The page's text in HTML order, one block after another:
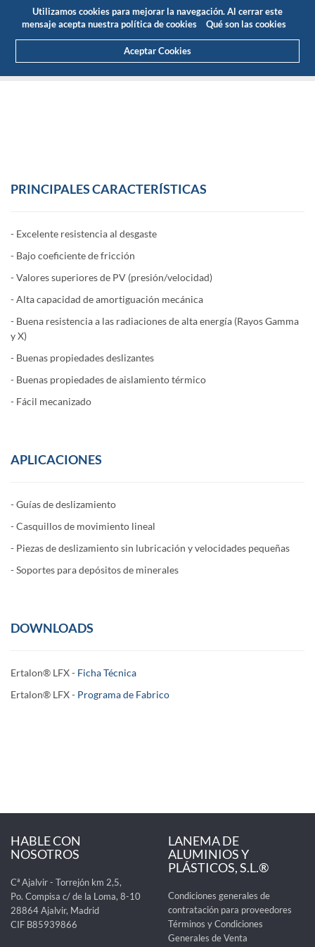
Utilizamos cookies para mejorar la navegación. Al cerrar este
mensaje acepta nuestra política de cookies
Qué son las cookies
Aceptar Cookies
Área Cliente
Presupuesto(0)
PRINCIPALESCARACTERÍSTICAS
- Excelente resistencia al desgaste
- Bajo coeficiente de fricción
- Valores superiores de PV (presión/velocidad)
- Alta capacidad de amortiguación mecánica
- Buena resistencia a las radiaciones de alta energía (Rayos Gamma
y X)
- Buenas propiedades deslizantes
- Buenas propiedades de aislamiento térmico
- Fácil mecanizado
APLICACIONES
- Guías de deslizamiento
- Casquillos de movimiento lineal
- Piezas de deslizamiento sin lubricación y velocidades pequeñas
- Soportes para depósitos de minerales
DOWNLOADS
Ertalon® LFX - Ficha Técnica
Ertalon® LFX- Programa de Fabrico
HABLE CON
NOSOTROS
Cª Ajalvir - Torrejón km 2,5,
Po. Compisa c/ de la Loma, 8-10
28864 Ajalvir, Madrid
CIF B85939866
LANEMA DE
ALUMINIOS Y
PLÁSTICOS, S.L.®
Condiciones generales de
contratación para proveedores
Términos y Condiciones
Generales de Venta